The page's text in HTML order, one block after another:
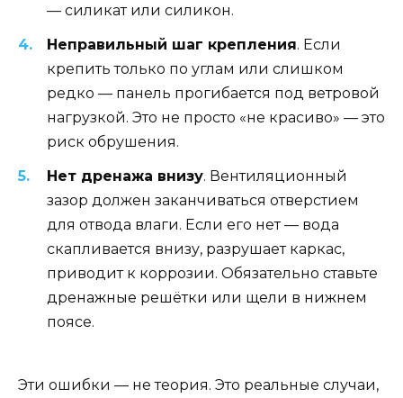
— силикат или силикон.
Неправильный шаг крепления. Если
крепить только по углам или слишком
редко — панель прогибается под ветровой
нагрузкой. Это не просто «не красиво» — это
риск обрушения.
Нет дренажа внизу. Вентиляционный
зазор должен заканчиваться отверстием
для отвода влаги. Если его нет — вода
скапливается внизу, разрушает каркас,
приводит к коррозии. Обязательно ставьте
дренажные решётки или щели в нижнем
поясе.
Эти ошибки — не теория. Это реальные случаи,